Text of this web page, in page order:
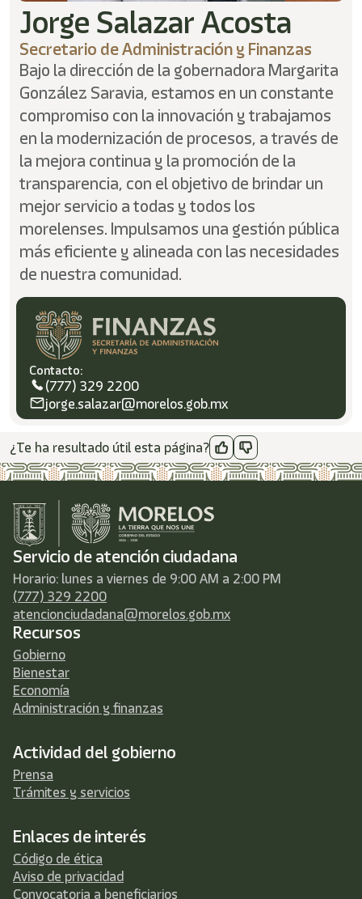
content.
Jorge Salazar Acosta
Secretario de Administración y Finanzas
Bajo la dirección de la gobernadora Margarita
González Saravia, estamos en un constante
compromiso con la innovación y trabajamos
en la modernización de procesos, a través de
la mejora continua y la promoción de la
transparencia, con el objetivo de brindar un
mejor servicio a todas y todos los
morelenses. Impulsamos una gestión pública
más eficiente y alineada con las necesidades
de nuestra comunidad.
Contacto:
(777) 329 2200
jorge.salazar@morelos.gob.mx
¿Te ha resultado útil esta página?
Servicio de atención ciudadana
Horario: lunes a viernes de 9:00 AM a 2:00 PM
(777) 329 2200
atencionciudadana@morelos.gob.mx
Recursos
Gobierno
Bienestar
Economía
Administración y finanzas
Actividad del gobierno
Prensa
Trámites y servicios
Enlaces de interés
Código de ética
Aviso de privacidad
Convocatoria a beneficiarios